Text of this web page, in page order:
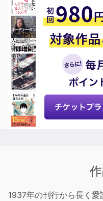
1937年の刊行から長く